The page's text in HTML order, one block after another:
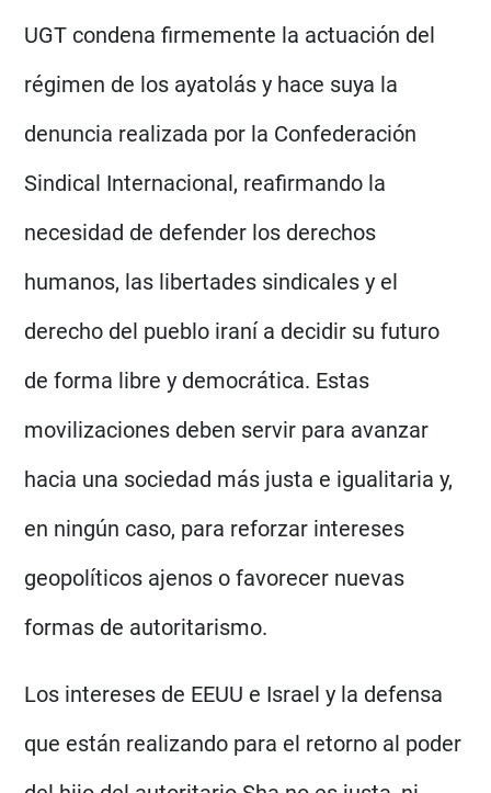
UGT condena firmemente la actuación del
régimen de los ayatolás y hace suya la
denuncia realizada por la Confederación
Sindical Internacional, reafirmando la
necesidad de defender los derechos
humanos, las libertades sindicales y el
derecho del pueblo iraní a decidir su futuro
de forma libre y democrática. Estas
movilizaciones deben servir para avanzar
hacia una sociedad más justa e igualitaria y,
en ningún caso, para reforzar intereses
geopolíticos ajenos o favorecer nuevas
formas de autoritarismo.
Los intereses de EEUU e Israel y la defensa
que están realizando para el retorno al poder